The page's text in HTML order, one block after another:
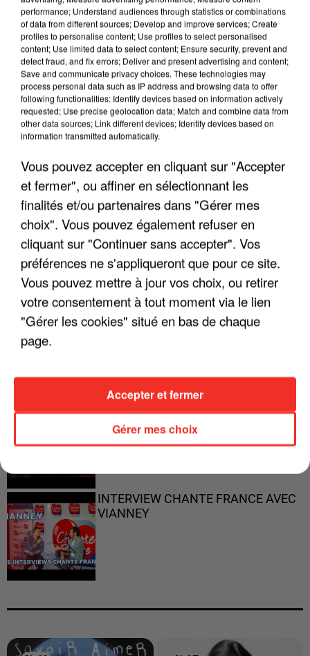
LES INTERVIEWS CHANTE
FRANCE
Voir plus
"JE SUIS À DISPOSITION DES
ENFOIRÉS"
"ON A TOUS LE TRAC"
"ON N'EST PAS DES PARENTS
PARFAITS"
CALOGERO
INTERVIEW CHANTE FRANCE AVEC
VIANNEY
performance; Understand audiences through statistics or combinations
of data from different sources; Develop and improve services; Create
profiles to personalise content; Use profiles to select personalised
content; Use limited data to select content; Ensure security, prevent and
detect fraud, and fix errors; Deliver and present advertising and content;
Save and communicate privacy choices. These technologies may
process personal data such as IP address and browsing data to offer
following functionalities: Identify devices based on information actively
requested; Use precise geolocation data; Match and combine data from
other data sources; Link different devices; Identify devices based on
information transmitted automatically.
Vous pouvez accepter en cliquant sur "Accepter
et fermer", ou affiner en sélectionnant les
finalités et/ou partenaires dans "Gérer mes
choix". Vous pouvez également refuser en
cliquant sur "Continuer sans accepter". Vos
préférences ne s'appliqueront que pour ce site.
Vous pouvez mettre à jour vos choix, ou retirer
votre consentement à tout moment via le lien
"Gérer les cookies" situé en bas de chaque
page.
Gérer mes choix
Accepter et fermer